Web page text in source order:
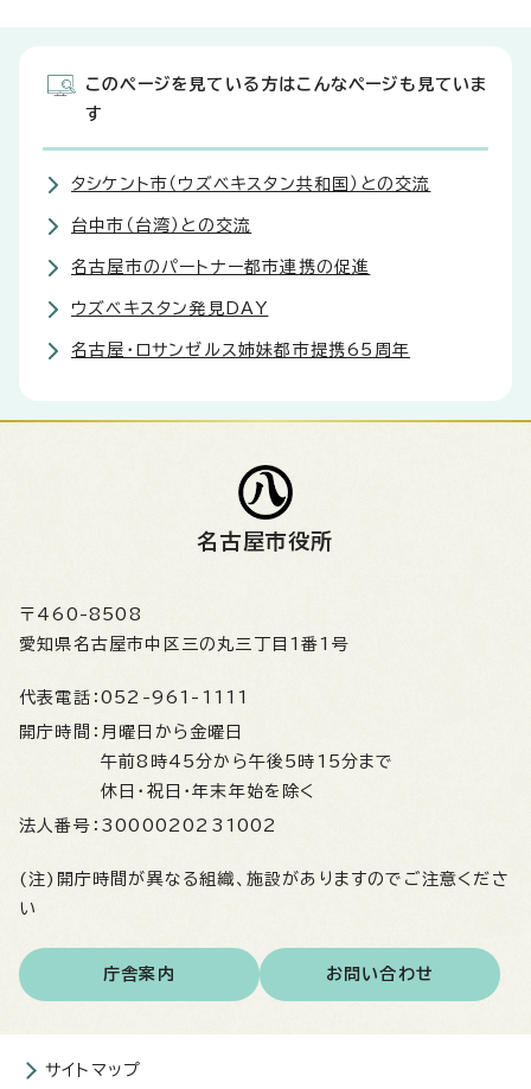
このページを見ている方はこんなページも見ていま
す
タシケント市（ウズベキスタン共和国）との交流
台中市（台湾）との交流
名古屋市のパートナー都市連携の促進
ウズベキスタン発見DAY
名古屋・ロサンゼルス姉妹都市提携65周年
名古屋市役所
〒460-8508
愛知県名古屋市中区三の丸三丁目1番1号
代表電話： 052-961-1111
開庁時間： 月曜日から金曜日
午前8時45分から午後5時15分まで
休日・祝日・年末年始を除く
法人番号： 3000020231002
(注)開庁時間が異なる組織、施設がありますのでご注意くださ
い
庁舎案内 お問い合わせ
サイトマップ